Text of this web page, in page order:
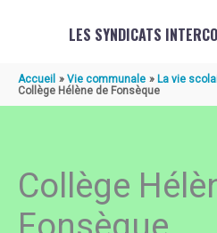
LES SYNDICATS
Accueil Vie communale
La vie
Collège Hélène de Fonsèque
Collège